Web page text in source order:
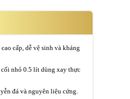
cấp, dễ vệ sinh và kháng
nhỏ 0.5 lít dùng xay thực
đá và nguyên liệu cứng.